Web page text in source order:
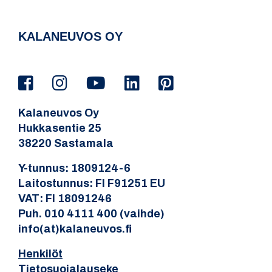
KALANEUVOS OY
Kalaneuvos Oy
Hukkasentie 25
38220 Sastamala
Y-tunnus: 1809124-6
Laitostunnus: FI F91251 EU
VAT: FI 18091246
Puh. 010 4111 400 (vaihde)
info(at)kalaneuvos.fi
Henkilöt
Tietosuojalauseke